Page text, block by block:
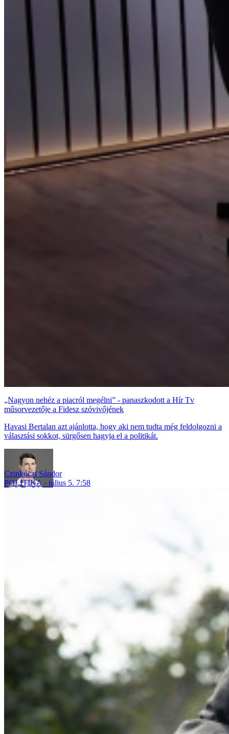
„Nagyon nehéz a piacról megélni” - panaszkodott a Hír Tv
műsorvezetője a Fidesz szóvivőjének
Havasi Bertalan azt ajánlotta, hogy aki nem tudta még feldolgozni a
választási sokkot, sürgősen hagyja el a politikát.
Czinkóczi Sándor
POLITIKA
július 5. 7:58